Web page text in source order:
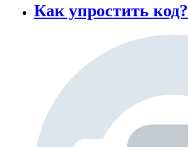
Как упростить код?